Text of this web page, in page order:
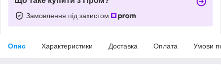
Замовлення під захистом
Опис Характеристики Доставка Оплата Умови